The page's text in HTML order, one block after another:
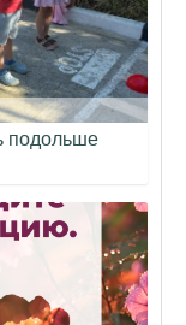
подольше